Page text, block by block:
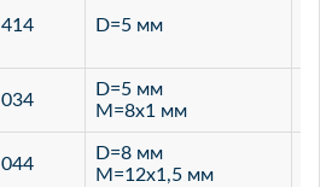
414 D=5 мм
034
D=5 мм
M=8х1 мм
044
D=8 мм
M=12х1,5 мм